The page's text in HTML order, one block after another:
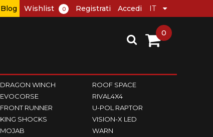
Blog Wishlist 0 Registrati Accedi
DRAGON WINCH
EVOCORSE
FRONT RUNNER
KING SHOCKS
MOJAB
ROOF SPACE
RIVAL4X4
U-POL RAPTOR
VISION-X LED
WARN
0